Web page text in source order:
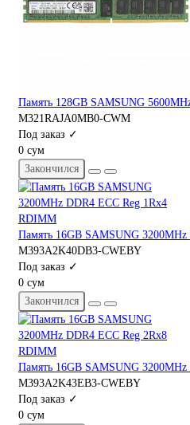
Память 128GB SAMSUNG
M321RAJA0MB0-CWM
Под заказ ✓
0 сум
Закончился
Память 16GB SAMSUNG
M393A2K40DB3-CWEBY
Под заказ ✓
0 сум
Закончился
Память 16GB SAMSUNG
M393A2K43EB3-CWEBY
Под заказ ✓
0 сум